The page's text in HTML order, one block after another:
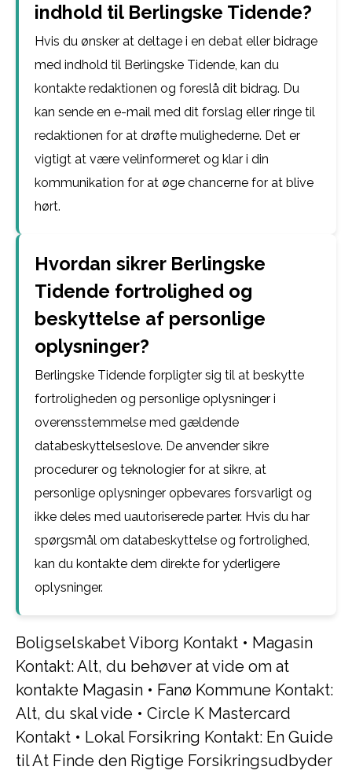
indhold til Berlingske Tidende?
Hvis du ønsker at deltage i en debat eller bidrage
med indhold til Berlingske Tidende, kan du
kontakte redaktionen og foreslå dit bidrag. Du
kan sende en e-mail med dit forslag eller ringe til
redaktionen for at drøfte mulighederne. Det er
vigtigt at være velinformeret og klar i din
kommunikation for at øge chancerne for at blive
hørt.
Hvordan sikrer Berlingske
Tidende fortrolighed og
beskyttelse af personlige
oplysninger?
Berlingske Tidende forpligter sig til at beskytte
fortroligheden og personlige oplysninger i
overensstemmelse med gældende
databeskyttelseslove. De anvender sikre
procedurer og teknologier for at sikre, at
personlige oplysninger opbevares forsvarligt og
ikke deles med uautoriserede parter. Hvis du har
spørgsmål om databeskyttelse og fortrolighed,
kan du kontakte dem direkte for yderligere
oplysninger.
Boligselskabet Viborg Kontakt • Magasin
Kontakt: Alt, du behøver at vide om at
kontakte Magasin • Fanø Kommune Kontakt:
Alt, du skal vide • Circle K Mastercard
Kontakt • Lokal Forsikring Kontakt: En Guide
til At Finde den Rigtige Forsikringsudbyder